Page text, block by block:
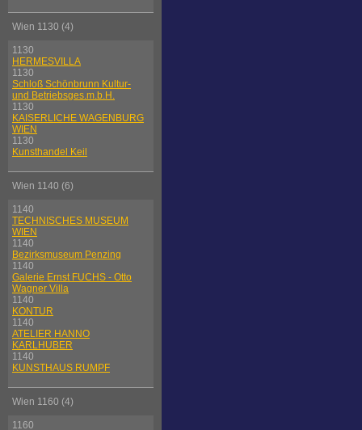
Wien 1130 (4)
1130
HERMESVILLA
1130
Schloß Schönbrunn Kultur-
und Betriebsges.m.b.H.
1130
KAISERLICHE WAGENBURG
WIEN
1130
Kunsthandel Keil
Wien 1140 (6)
1140
TECHNISCHES MUSEUM
WIEN
1140
Bezirksmuseum Penzing
1140
Galerie Ernst FUCHS - Otto
Wagner Villa
1140
KONTUR
1140
ATELIER HANNO
KARLHUBER
1140
KUNSTHAUS RUMPF
Wien 1160 (4)
1160